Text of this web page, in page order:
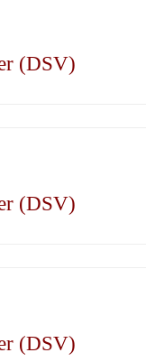
(DSV)
(DSV)
(DSV)